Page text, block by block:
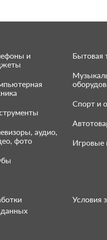
и
аудио,
фото
Бытовая
Спорт и
Игровые
Условия